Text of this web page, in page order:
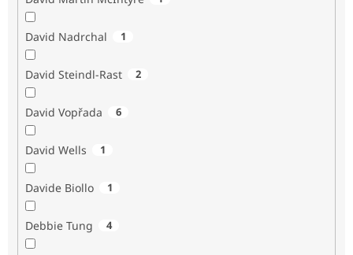
David Nadrchal 1
David Steindl-Rast 2
David Vopřada 6
David Wells 1
Davide Biollo 1
Debbie Tung 4